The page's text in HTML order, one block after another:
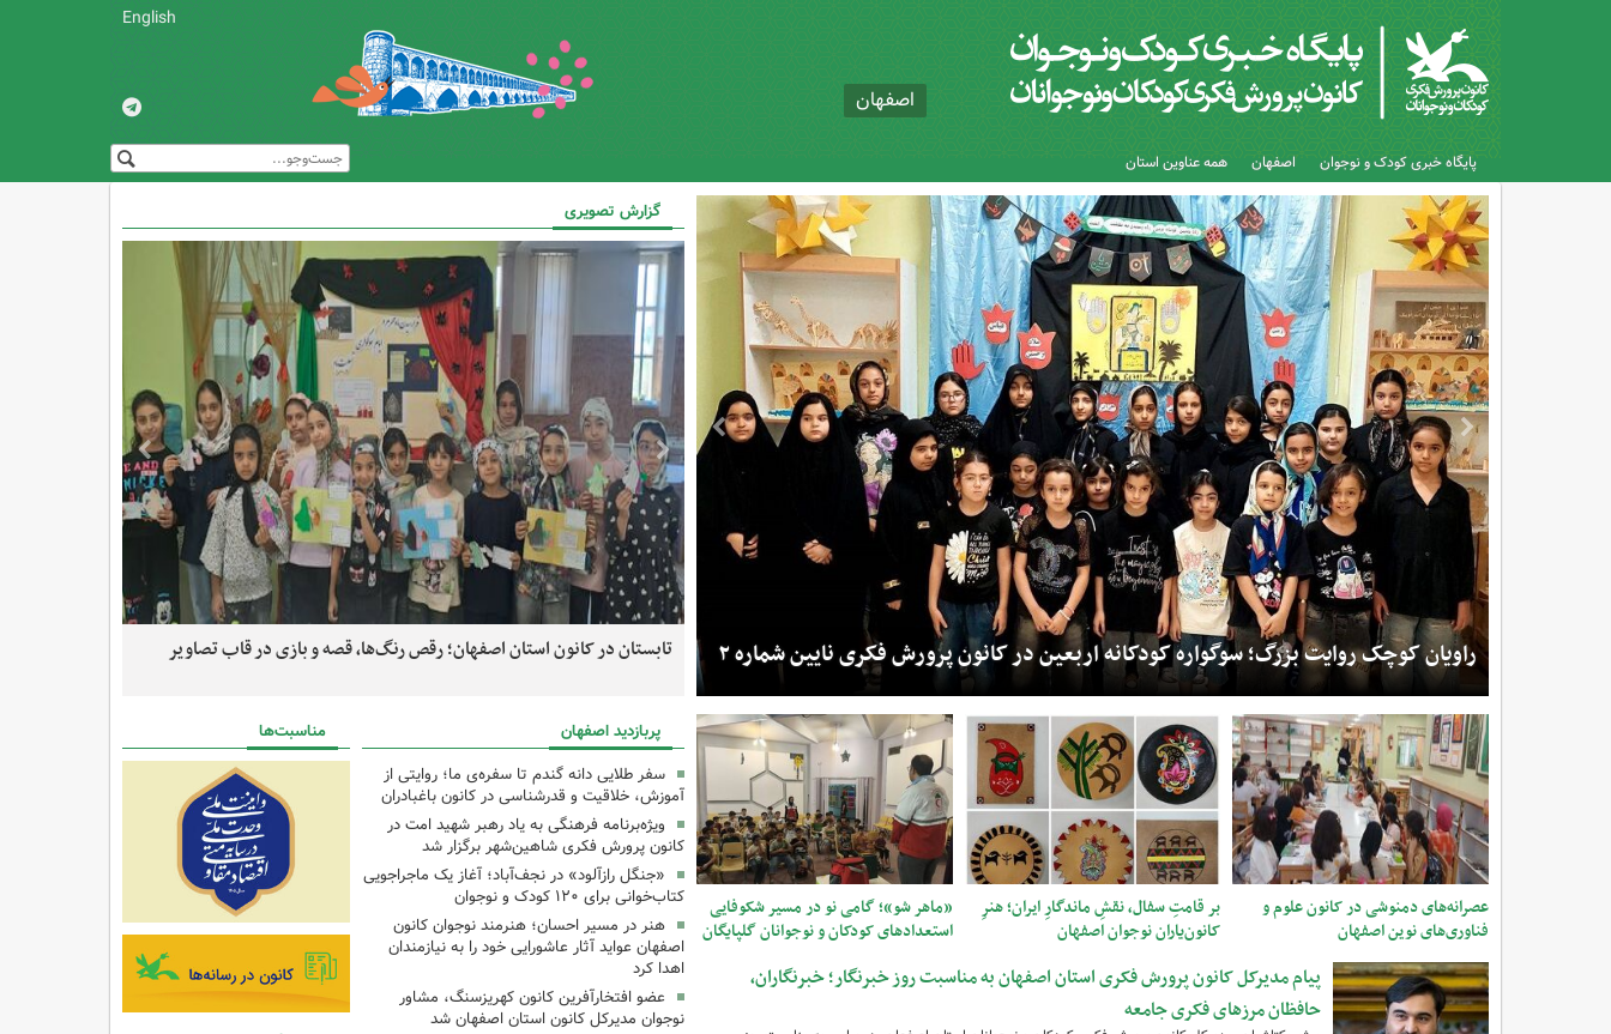
اصفهان
English
پایگاه خبری کودک و نوجوان اصفهان همه عناوین استان
راویان کوچک روایت بزرگ؛ سوگواره کودکانه اربعین در کانون پرورش فکری نایین شماره ۲
قدم‌های کوچک، عشق بزرگ؛ ویژه‌برنامه اربعین در کانون شماره ۲ اردستان
عصرانه‌های دمنوشی در کانون علوم و
فناوری‌های نوین اصفهان
بر قامتِ سفال، نقشِ ماندگارِ ایران؛ هنرِ
کانون‌یاران نوجوان اصفهان
«ماهر شو»؛ گامی نو در مسیر شکوفایی
استعدادهای کودکان و نوجوانان گلپایگان
پیام مدیرکل کانون پرورش فکری استان اصفهان به مناسبت روز خبرنگار؛ خبرنگاران،
حافظان مرزهای فکری جامعه
گزارش تصویری
از مراکز اصفهان؛ ارزیابی میدانی برنامه‌های
تابستانی پویا، آینده‌ای روشن؛ وقتی خلاقیت در کانون استان اصفهان جان
می‌گیرد
تابستان در کانون استان اصفهان؛ رقص رنگ‌ها، قصه و بازی در قاب تصاویر
پربازدید اصفهان
سفر طلایی دانه گندم تا سفره‌ی ما؛ روایتی از
آموزش، خلاقیت و قدرشناسی در کانون باغبادران
ویژه‌برنامه فرهنگی به یاد رهبر شهید امت در
کانون پرورش فکری شاهین‌شهر برگزار شد
«جنگل رازآلود» در نجف‌آباد؛ آغاز یک ماجراجویی
کتاب‌خوانی برای ۱۲۰ کودک و نوجوان
هنر در مسیر احسان؛ هنرمند نوجوان کانون
اصفهان عواید آثار عاشورایی خود را به نیازمندان
اهدا کرد
عضو افتخارآفرین کانون کهریزسنگ، مشاور
نوجوان مدیرکل کانون استان اصفهان شد
مناسبت‌ها